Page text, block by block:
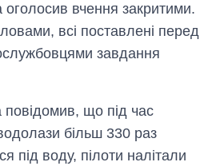
оголосив вчення закритими.
всі поставлені перед
завдання
повідомив, що під час
більш 330 раз
під воду, пілоти налітали
Україні до і під час
великої війни